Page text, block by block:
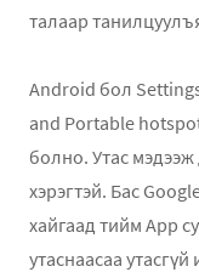
талаар
Android бол
and Portable
болно. Утас
хэрэгтэй. Бас
хайгаад тийм App
утаснаасаа